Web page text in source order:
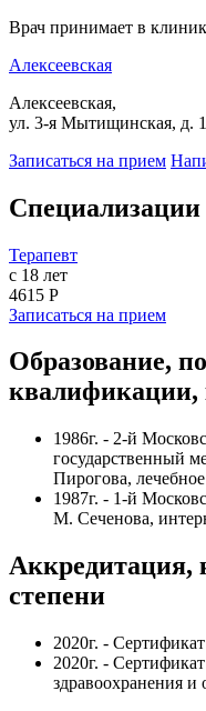
Врач принимает в
Алексеевская
Алексеевская,
ул. 3-я Мытищинская, д.
Записаться на прием
Специализации
Терапевт
с 18 лет
4615 Р
Записаться на прием
Образование,
квалификации,
1986г. - 2-й
государственный
Пирогова,
1987г. - 1-й
М. Сеченова,
Аккредитация,
степени
2020г. -
2020г. -
здравоохранения и